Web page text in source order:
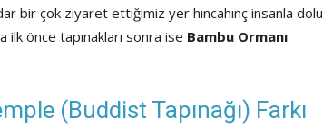
bir çok ziyaret ettiğimiz yer hıncahınç insanla dolu
ilk önce tapınakları sonra ise Bambu Ormanı
(Buddist Tapınağı) Farkı